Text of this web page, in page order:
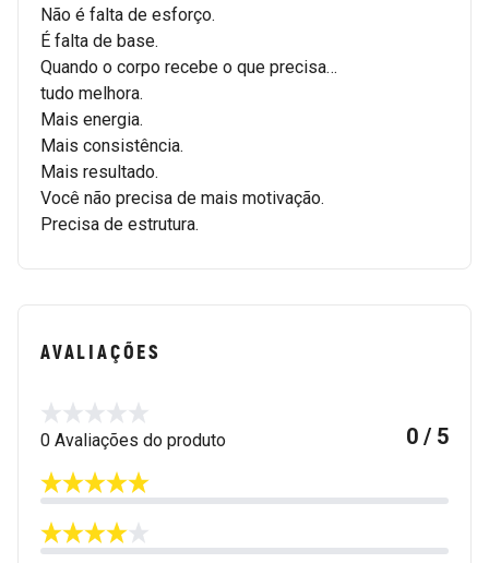
Não é falta de esforço.
É falta de base.
Quando o corpo recebe o que precisa…
tudo melhora.
Mais energia.
Mais consistência.
Mais resultado.
Você não precisa de mais motivação.
Precisa de estrutura.
AVALIAÇÕES
0 Avaliações do produto 0 / 5